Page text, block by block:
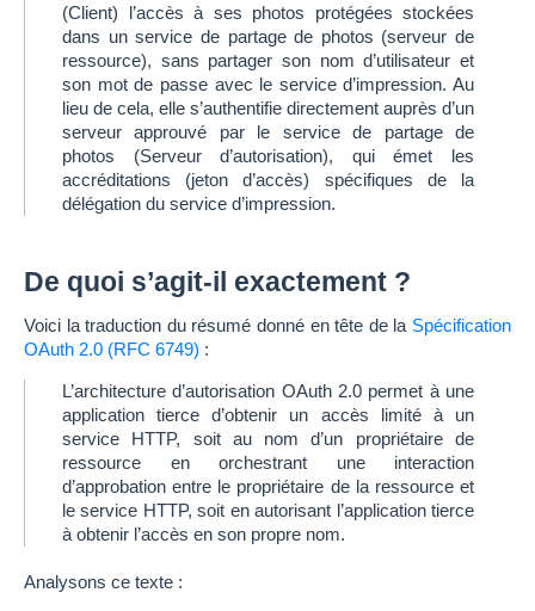
(Client) l’accès à ses photos protégées stockées
dans un service de partage de photos (serveur de
ressource), sans partager son nom d’utilisateur et
son mot de passe avec le service d’impression. Au
lieu de cela, elle s’authentifie directement auprès d’un
serveur approuvé par le service de partage de
photos (Serveur d’autorisation), qui émet les
accréditations (jeton d’accès) spécifiques de la
délégation du service d’impression.
De quoi s’agit-il exactement ?
Voici la traduction du résumé donné en tête de la Spécification
OAuth 2.0 (RFC 6749) :
L’architecture d’autorisation OAuth 2.0 permet à une
application tierce d’obtenir un accès limité à un
service HTTP, soit au nom d’un propriétaire de
ressource en orchestrant une interaction
d’approbation entre le propriétaire de la ressource et
le service HTTP, soit en autorisant l’application tierce
à obtenir l’accès en son propre nom.
Analysons ce texte :